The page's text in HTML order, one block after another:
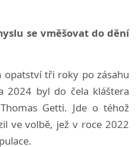
se vměšovat do dění
opatství tři roky po zásahu
2024 byl do čela kláštera
Getti. Jde o téhož
ve volbě, jež v roce 2022